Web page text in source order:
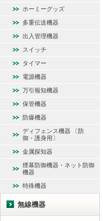
ホーミーグッズ
多重伝送機器
出入管理機器
スイッチ
タイマー
電源機器
万引報知機器
保管機器
防爆機器
ディフェンス機器 〔防
御・護身用〕
金属探知器
煙幕防御機器・ネット防御
機器
特殊機器
無線機器